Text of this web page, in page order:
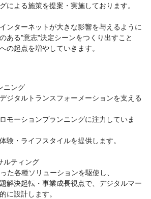
による施策を提案・実施しております。
ンターネットが大きな影響を与えるように
ある"意志"決定シーンをつくり出すこと
の起点を増やしていきます。
ニング
ジタルトランスフォーメーションを支える
モーションプランニングに注力していま
験・ライフスタイルを提供します。
ルティング
た各種ソリューションを駆使し、
解決起転・事業成長視点で、デジタルマー
に設計します。